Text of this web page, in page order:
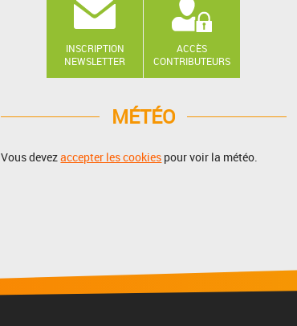
INSCRIPTION
NEWSLETTER
ACCÈS
CONTRIBUTEURS
MÉTÉO
Vous devezaccepter les cookies pour voir la météo.